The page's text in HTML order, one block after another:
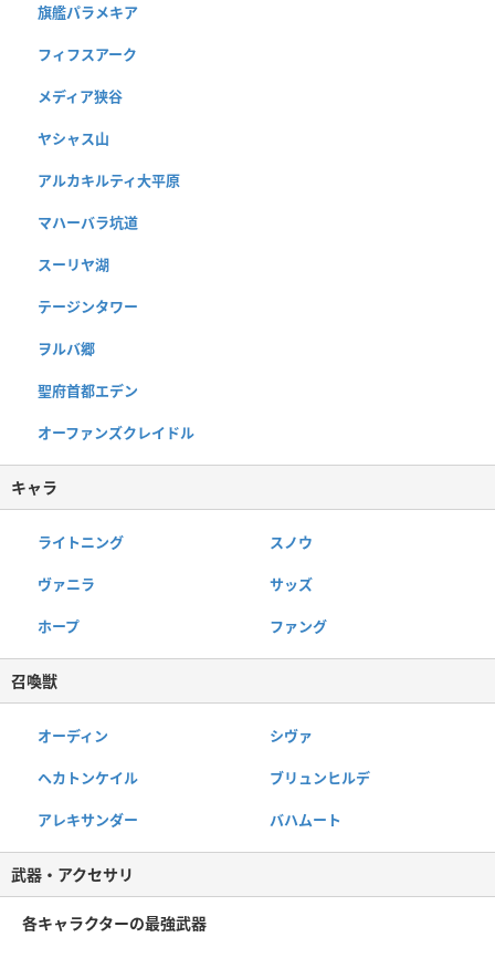
旗艦パラメキア
フィフスアーク
メディア狭谷
ヤシャス山
アルカキルティ大平原
マハーバラ坑道
スーリヤ湖
テージンタワー
ヲルバ郷
聖府首都エデン
オーファンズクレイドル
キャラ
ライトニング スノウ
ヴァニラ サッズ
ホープ ファング
召喚獣
オーディン シヴァ
ヘカトンケイル ブリュンヒルデ
アレキサンダー バハムート
武器・アクセサリ
各キャラクターの最強武器